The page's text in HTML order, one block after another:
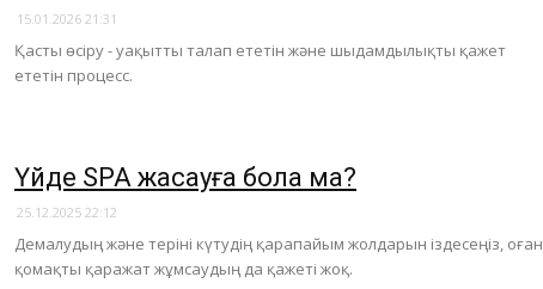
15.01.2026 21:31
Қасты өсіру - уақытты талап ететін және шыдамдылықты қажет
ететін процесс.
​Үйде SPA жасауға бола ма?
25.12.2025 22:12
Демалудың және теріні күтудің қарапайым жолдарын іздесеңіз, оған
қомақты қаражат жұмсаудың да қажеті жоқ.